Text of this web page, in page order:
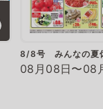
8/8号 みんなの夏
08月08日〜08